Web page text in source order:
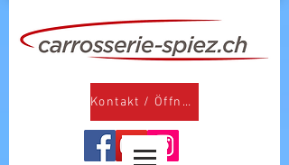
Kontakt / Öffnungszeiten